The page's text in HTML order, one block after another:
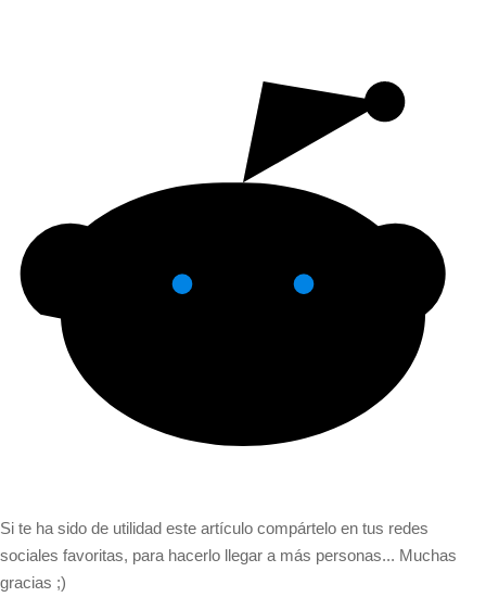
Si te ha sido de utilidad este artículo compártelo en tus redes
sociales favoritas, para hacerlo llegar a más personas... Muchas
gracias ;)